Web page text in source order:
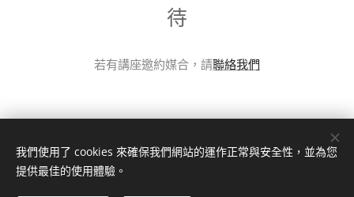
待
若有講座邀約媒合，請聯絡我們
我們使用了 cookies 來確保我們網站的運作正常與安全性，並為您
提供最佳的使用體驗。